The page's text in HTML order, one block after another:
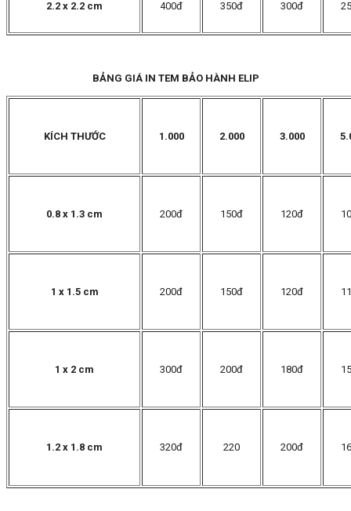
2.2 x 2.2 cm 400đ 350đ 300đ
BẢNG GIÁ IN TEM BẢO HÀNH ELIP
KÍCH THƯỚC 1.000 2.000 3.000
0.8 x 1.3 cm 200đ 150đ 120đ
1 x 1.5 cm 200đ 150đ 120đ
1 x 2 cm 300đ 200đ 180đ
1.2 x 1.8 cm 320đ 220 200đ